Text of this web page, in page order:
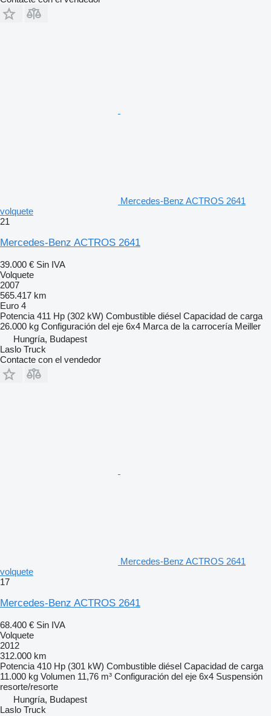
Mercedes-Benz ACTROS 2641
volquete
21
Mercedes-Benz ACTROS 2641
39.000 € Sin IVA
Volquete
2007
565.417 km
Euro 4
Potencia 411 Hp (302 kW) Combustible diésel Capacidad de carga
26.000 kg Configuración del eje 6x4 Marca de la carrocería Meiller
Hungría, Budapest
Laslo Truck
Contacte con el vendedor
Mercedes-Benz ACTROS 2641
volquete
17
Mercedes-Benz ACTROS 2641
68.400 € Sin IVA
Volquete
2012
312.000 km
Potencia 410 Hp (301 kW) Combustible diésel Capacidad de carga
11.000 kg Volumen 11,76 m³ Configuración del eje 6x4 Suspensión
resorte/resorte
Hungría, Budapest
Laslo Truck